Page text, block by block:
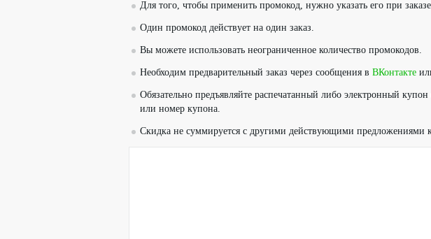
Для того, чтобы применить промокод, нужно указать его при
Один промокод действует на один заказ.
Вы можете использовать неограниченное количество промокодов.
Необходим предварительный заказ через сообщения в ВКонтакте
Обязательно предъявляйте распечатанный либо электронный
или номер купона.
Скидка не суммируется с другими действующими предложениями